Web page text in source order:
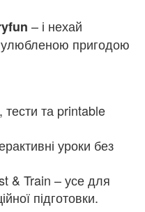
– і нехай
улюбленою пригодою
тести та printable
уроки без
& Train – усе для
підготовки.